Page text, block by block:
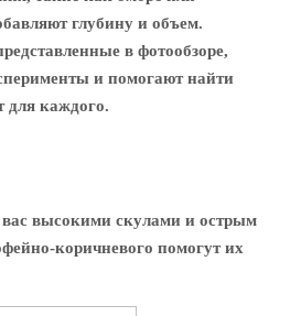
глубину и объем.
в фотообзоре,
и помогают найти
для каждого.
высокими скулами и острым
коричневого помогут их